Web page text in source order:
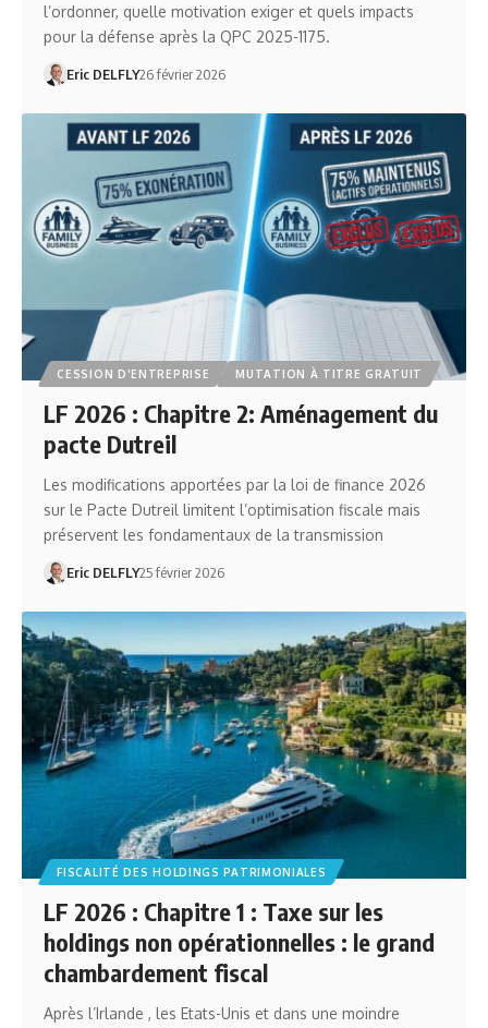
l’ordonner, quelle motivation exiger et quels impacts
pour la défense après la QPC 2025-1175.
Eric DELFLY26 février 2026
CESSION D'ENTREPRISE MUTATION À TITRE GRATUIT
LF 2026 : Chapitre 2: Aménagement du
pacte Dutreil
Les modifications apportées par la loi de finance 2026
sur le Pacte Dutreil limitent l’optimisation fiscale mais
préservent les fondamentaux de la transmission
Eric DELFLY25 février 2026
FISCALITÉ DES HOLDINGS PATRIMONIALES
LF 2026 : Chapitre 1 : Taxe sur les
holdings non opérationnelles : le grand
chambardement fiscal
Après l’Irlande , les Etats-Unis et dans une moindre